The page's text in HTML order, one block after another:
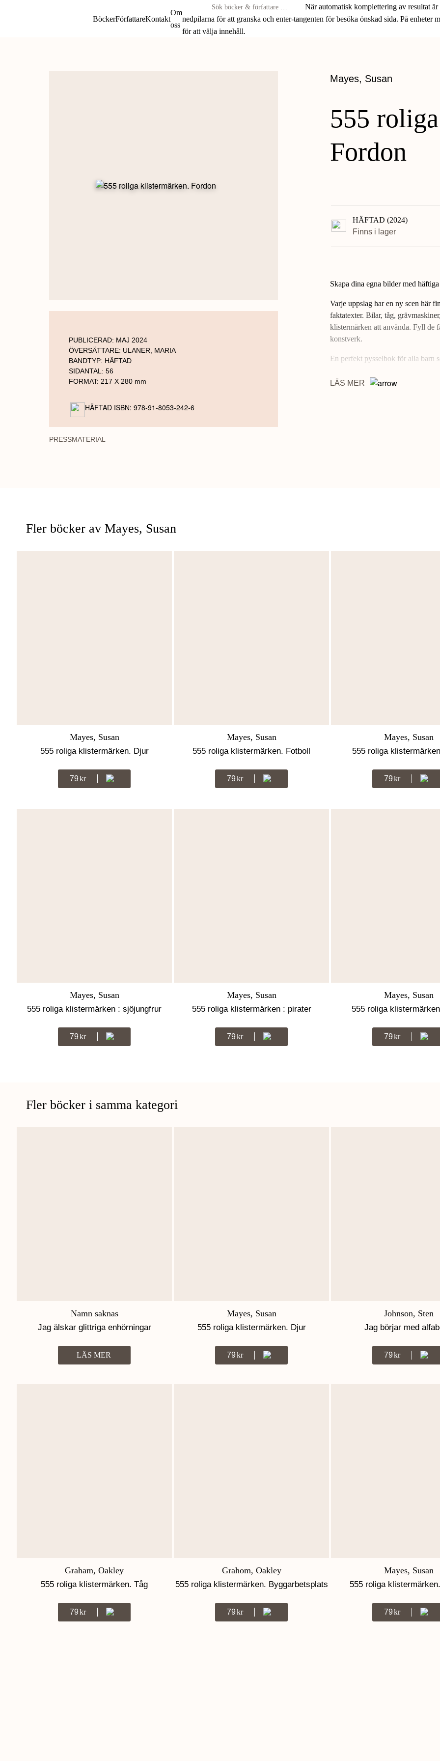
BöckerFörfattareKontakt
Om
oss
böcker
&
När automatisk komplettering av resultat
nedpilarna för att granska och enter-tangenten för besöka önskad sida. På enheter
för att välja innehåll.
PUBLICERAD: MAJ 2024
ÖVERSÄTTARE: ULANER, MARIA
BANDTYP: HÄFTAD
SIDANTAL: 56
FORMAT: 217 X 280 mm
HÄFTAD ISBN: 978-91-8053-242-6
PRESSMATERIAL
Mayes, Susan
555
Fordon
HÄFTAD (2024)
Finns i lager
Skapa dina egna bilder med
Varje uppslag har en ny scen här
faktatexter. Bilar, tåg,
klistermärken att använda. Fyll de
konstverk.
En perfekt pysselbok för alla barn
LÄS MER
Fler böcker av Mayes, Susan
Mayes, Susan
555 roliga klistermärken. Djur
79Kr
Mayes, Susan
555 roliga klistermärken. Fotboll
79Kr
Mayes, Susan
555 roliga
79Kr
Mayes, Susan
555 roliga klistermärken : sjöjungfrur
79Kr
Mayes, Susan
555 roliga klistermärken : pirater
79Kr
Mayes, Susan
555 roliga
79Kr
Fler böcker i samma kategori
Namn saknas
Jag älskar glittriga enhörningar
LÄS MER
Mayes, Susan
555 roliga klistermärken. Djur
79Kr
Johnson, Sten
Jag börjar med
79Kr
Graham, Oakley
555 roliga klistermärken. Tåg
79Kr
Grahom, Oakley
555 roliga klistermärken. Byggarbetsplats
79Kr
Mayes, Susan
555 roliga
79Kr